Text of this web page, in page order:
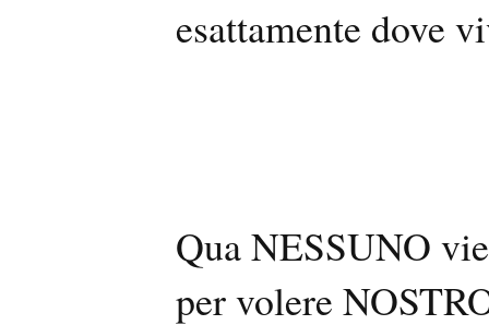
esattamente dove
Qua NESSUNO
per volere